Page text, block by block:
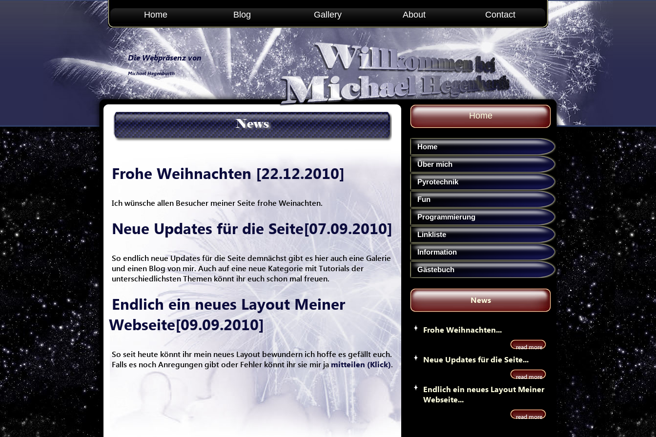
Home Blog Gallery About Contact
Die Webpräsenz von
Michael Hegenbarth
Home
Home
Über mich
Pyrotechnik
Fun
Programmierung
Linkliste
Information
Gästebuch
News
Frohe Weihnachten...
read more
Neue Updates für die Seite...
read more
Endlich ein neues Layout Meiner
Webseite...
read more
News
Frohe Weihnachten [22.12.2010]
Ich wünsche allen Besucher meiner Seite frohe Weinachten.
Neue Updates für die Seite[07.09.2010]
So endlich neue Updates für die Seite demnächst gibt es hier auch eine Galerie
und einen Blog von mir. Auch auf eine neue Kategorie mit Tutorials der
unterschiedlichsten Themen könnt ihr euch schon mal freuen.
Endlich ein neues Layout Meiner
Webseite[09.09.2010]
So seit heute könnt ihr mein neues Layout bewundern ich hoffe es gefällt euch.
Falls es noch Anregungen gibt oder Fehler könnt ihr sie mir jamitteilen (Klick).